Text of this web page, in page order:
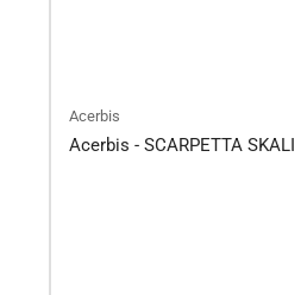
Acerbis
Acerbis - SCARPETTA SKALI